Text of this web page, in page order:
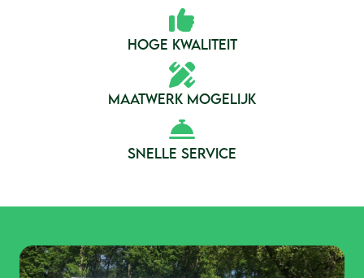
HOGE KWALITEIT
MAATWERK MOGELIJK
SNELLE SERVICE